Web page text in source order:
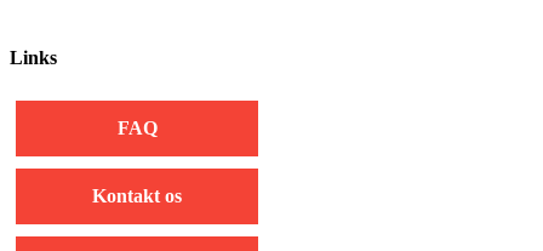
Links
FAQ
Kontakt os